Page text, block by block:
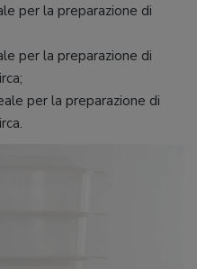
per la preparazione di
per la preparazione di
per la preparazione di